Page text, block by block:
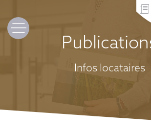
Infos locataires